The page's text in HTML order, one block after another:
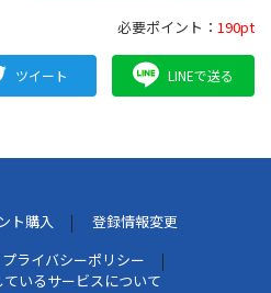
必要ポイント： 190pt
ツイート LINEで送る
ト購入
登録情報変更
プライバシーポリシー
いるサービスについて